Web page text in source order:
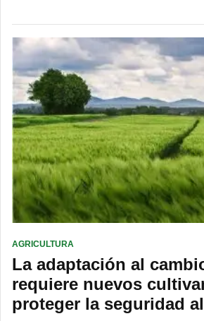
AGRICULTURA
La adaptación al
requiere nuevos
proteger la seguridad